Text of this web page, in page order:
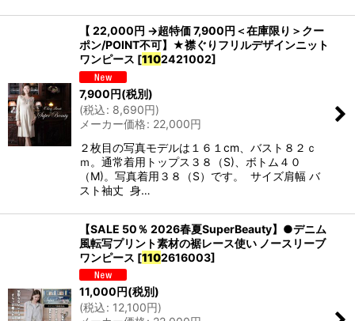
【 22,000円 →超特価 7,900円＜在庫限り＞クー
ポン/POINT不可】★襟ぐりフリルデザインニット
ワンピース [1102421002]
7,900円(税別)
(税込: 8,690円)
メーカー価格: 22,000円
２枚目の写真モデルは１６１cm、バスト８２ｃ
ｍ。通常着用トップス３８（S)、ボトム４０
（M)。写真着用３８（S）です。 サイズ肩幅 バ
スト袖丈 身…
【SALE 50％ 2026春夏SuperBeauty】●デニム
風転写プリント素材の裾レース使い ノースリーブ
ワンピース [1102616003]
11,000 円(税別)
(税込: 12,100円)